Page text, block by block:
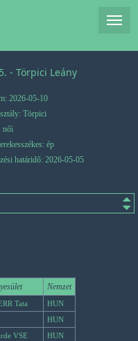
- Törpici Leány
2026-05-10
Törpici
női
ép
határidő: 2026-05-05
Nemzet
Tata
HUN
HUN
VSE
HUN